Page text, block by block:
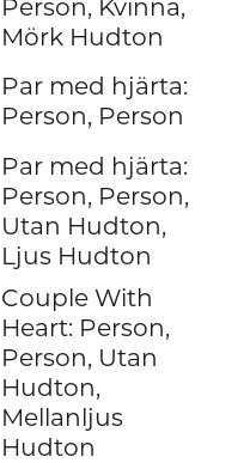
Person, Kvinna,
Mörk Hudton
Par med hjärta:
Person, Person
Par med hjärta:
Person, Person,
Utan Hudton,
Ljus Hudton
Couple With
Heart: Person,
Person, Utan
Hudton,
Mellanljus
Hudton